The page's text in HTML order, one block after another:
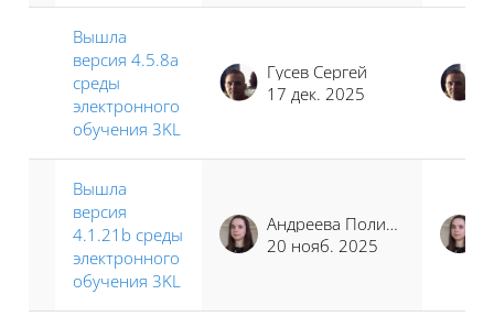
Вышла
версия 4.5.8a
среды
электронного
обучения 3KL
Гусев Сергей
17 дек. 2025
Вышла
версия
4.1.21b среды
электронного
обучения 3KL
Андреева Полина Иосифовна
20 нояб. 2025